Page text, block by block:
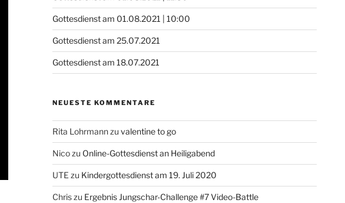
Gottesdienst am 01.08.2021 | 10:00
Gottesdienst am 25.07.2021
Gottesdienst am 18.07.2021
NEUESTE KOMMENTARE
Rita Lohrmannzu valentine to go
Nicozu Online-Gottesdienst an Heiligabend
UTE zu Kindergottesdienst am 19. Juli 2020
Chriszu Ergebnis Jungschar-Challenge #7 Video-Battle